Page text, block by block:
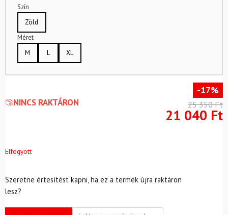
Szín
Zöld
Méret
M
L XL
NINCS RAKTÁRON
-17%
25 350Ft
21 040 Ft
Elfogyott
Szeretne értesítést kapni, ha ez a termék újra raktáron
lesz?